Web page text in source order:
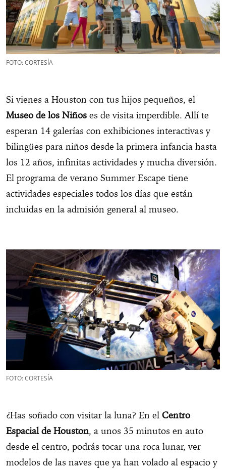
FOTO: CORTESÍA
Si vienes a Houston con tus hijos pequeños, el
Museo de los Niños es de visita imperdible. Allí te
esperan 14 galerías con exhibiciones interactivas y
bilingües para niños desde la primera infancia hasta
los 12 años, infinitas actividades y mucha diversión.
El programa de verano Summer Escape tiene
actividades especiales todos los días que están
incluidas en la admisión general al museo.
FOTO: CORTESÍA
¿Has soñado con visitar la luna? En el Centro
Espacial de Houston, a unos 35 minutos en auto
desde el centro, podrás tocar una roca lunar, ver
modelos de las naves que ya han volado al espacio y